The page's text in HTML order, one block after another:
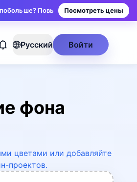
тариф для больших лимитов
Посмотреть цены
Русский Войти
фона
цветами или добавляйте
проектов.